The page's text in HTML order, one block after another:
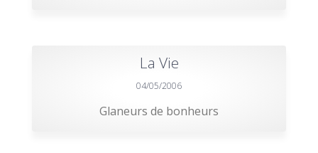
La Vie
04/05/2006
Glaneurs de bonheurs